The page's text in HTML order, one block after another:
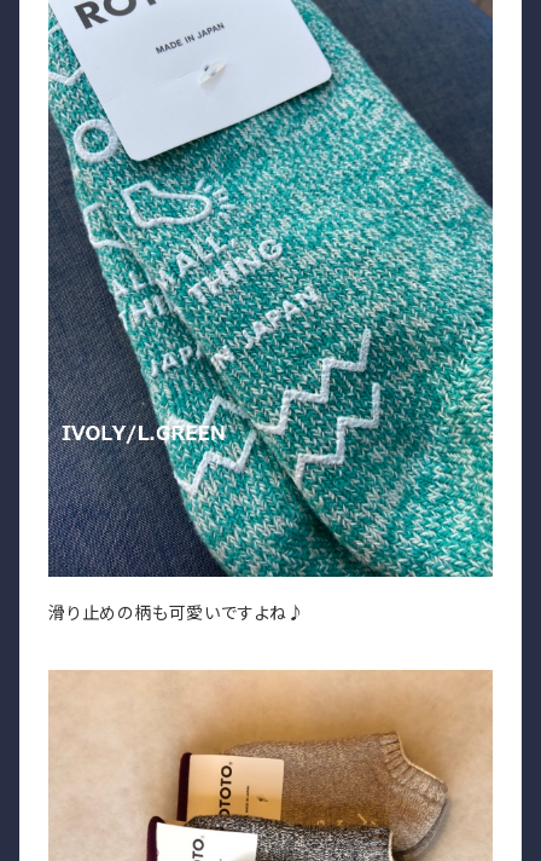
滑り止めの柄も可愛いですよね♪